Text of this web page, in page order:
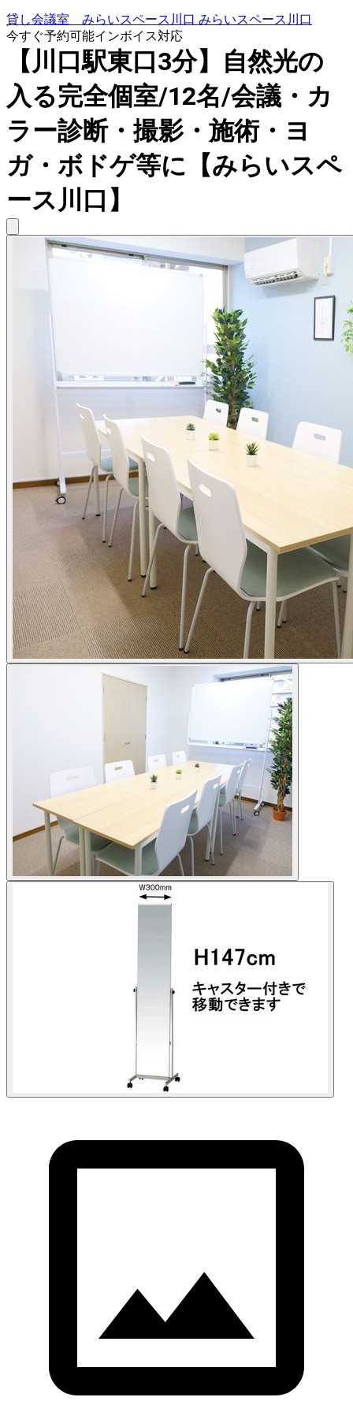
貸し会議室 みらいスペース川口 みらいスペース川口
今すぐ予約可能インボイス対応
【川口駅東口3分】自然光の
入る完全個室/12名/会議・カ
ラー診断・撮影・施術・ヨ
ガ・ボドゲ等に【みらいスペ
ース川口】